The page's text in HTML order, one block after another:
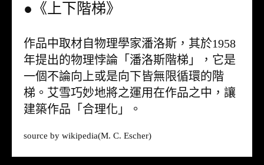
●《上下階梯》
作品中取材自物理學家潘洛斯，其於1958
年提出的物理悖論「潘洛斯階梯」，它是
一個不論向上或是向下皆無限循環的階
梯。艾雪巧妙地將之運用在作品之中，讓
建築作品「合理化」。
source by wikipedia(M. C. Escher)